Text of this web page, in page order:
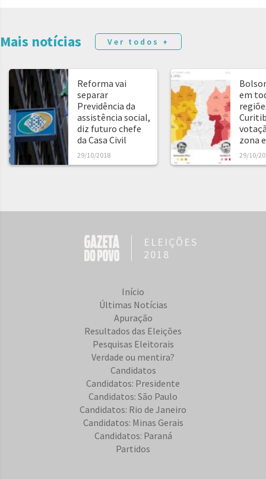
Mais notícias Ver todos +
Reforma vai
separar
Previdência da
assistência social,
diz futuro chefe
da Casa Civil
29/10/2018
em
zona
29/10/
ELEIÇÕES
2018
Início
Últimas Notícias
Apuração
Resultados das Eleições
Pesquisas Eleitorais
Verdade ou mentira?
Candidatos
Candidatos: Presidente
Candidatos: São Paulo
Candidatos: Rio de Janeiro
Candidatos: Minas Gerais
Candidatos: Paraná
Partidos